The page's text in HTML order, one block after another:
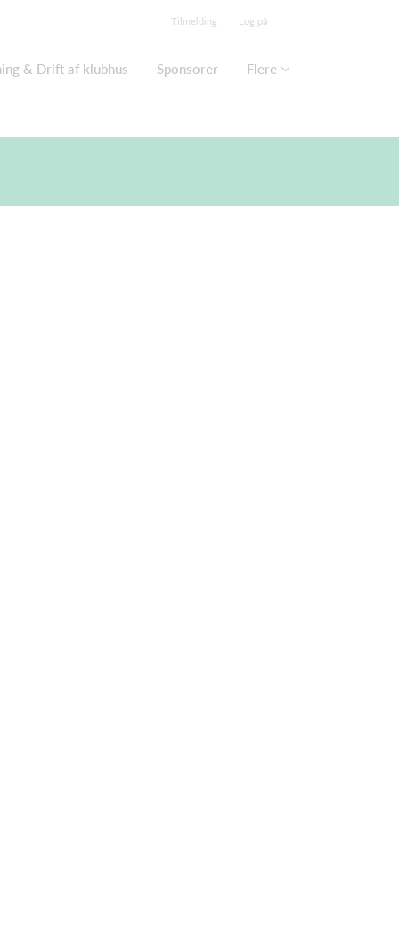
Tilmelding Log på
& Drift af klubhus Sponsorer Flere